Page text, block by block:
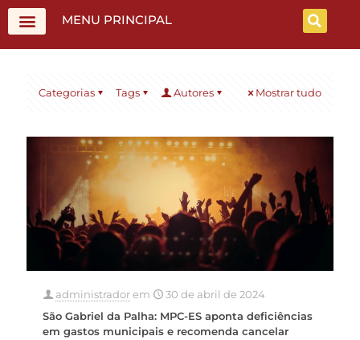
MENU PRINCIPAL
Categorias Tags Autores Mostrar tudo
administradorem
30 de abril de 2024
São Gabriel da Palha: MPC-ES aponta deficiências
em gastos municipais e recomenda cancelar